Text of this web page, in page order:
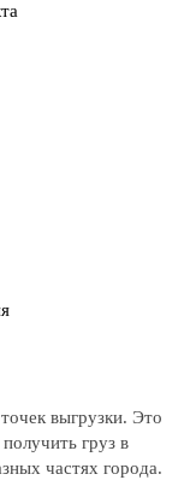
выгрузки. Это
груз в
частях города.